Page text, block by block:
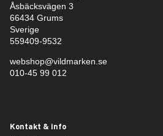
Åsbäcksvägen 3
66434 Grums
Sverige
559409-9532
webshop@vildmarken.se
010-45 99 012
Kontakt & info